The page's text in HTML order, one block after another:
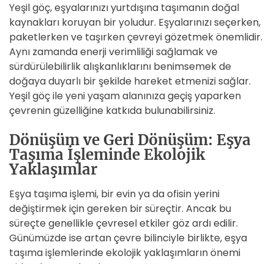
Yeşil göç, eşyalarınızı yurtdışına taşımanın doğal
kaynakları koruyan bir yoludur. Eşyalarınızı seçerken,
paketlerken ve taşırken çevreyi gözetmek önemlidir.
Aynı zamanda enerji verimliliği sağlamak ve
sürdürülebilirlik alışkanlıklarını benimsemek de
doğaya duyarlı bir şekilde hareket etmenizi sağlar.
Yeşil göç ile yeni yaşam alanınıza geçiş yaparken
çevrenin güzelliğine katkıda bulunabilirsiniz.
Dönüşüm ve Geri Dönüşüm: Eşya
Taşıma İşleminde Ekolojik
Yaklaşımlar
Eşya taşıma işlemi, bir evin ya da ofisin yerini
değiştirmek için gereken bir süreçtir. Ancak bu
süreçte genellikle çevresel etkiler göz ardı edilir.
Günümüzde ise artan çevre bilinciyle birlikte, eşya
taşıma işlemlerinde ekolojik yaklaşımların önemi